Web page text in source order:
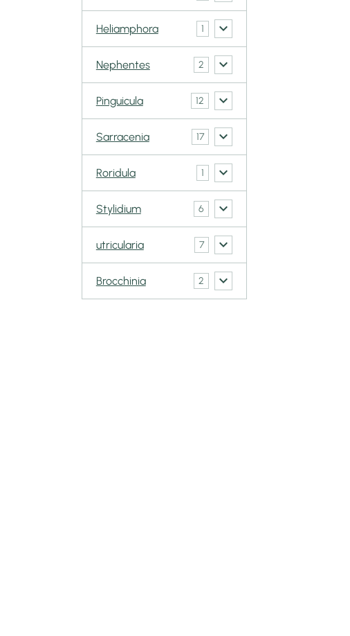
Heliamphora 1
Nephentes 2
Pinguicula 12
Sarracenia 17
Roridula 1
Stylidium 6
utricularia 7
Brocchinia 2